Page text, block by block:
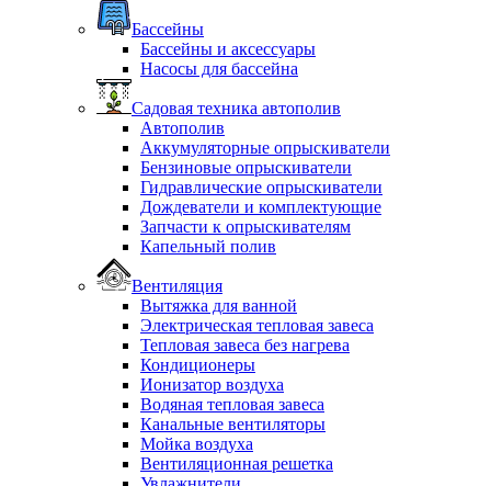
Бассейны
Бассейны и аксессуары
Насосы для бассейна
Садовая техника автополив
Автополив
Аккумуляторные опрыскиватели
Бензиновые опрыскиватели
Гидравлические опрыскиватели
Дождеватели и комплектующие
Запчасти к опрыскивателям
Капельный полив
Вентиляция
Вытяжка для ванной
Электрическая тепловая завеса
Тепловая завеса без нагрева
Кондиционеры
Ионизатор воздуха
Водяная тепловая завеса
Канальные вентиляторы
Мойка воздуха
Вентиляционная решетка